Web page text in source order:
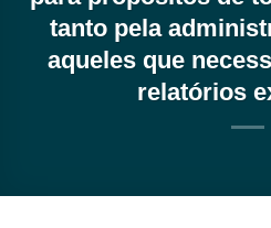
tanto pela
aqueles que
relatórios